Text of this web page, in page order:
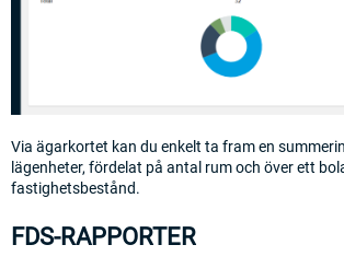
Via ägarkortet kan du enkelt ta fram en
lägenheter, fördelat på antal rum och över ett
fastighetsbestånd.
FDS-RAPPORTER